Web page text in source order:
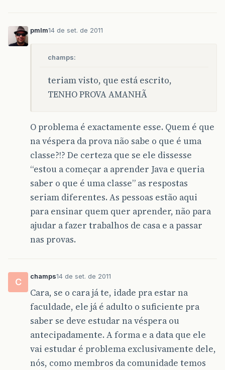
pmlm14 de set. de 2011
champs:
teriam visto, que está escrito,
TENHO PROVA AMANHÃ
O problema é exactamente esse. Quem é que
na véspera da prova não sabe o que é uma
classe?!? De certeza que se ele dissesse
“estou a começar a aprender Java e queria
saber o que é uma classe” as respostas
seriam diferentes. As pessoas estão aqui
para ensinar quem quer aprender, não para
ajudar a fazer trabalhos de casa e a passar
nas provas.
C
champs14 de set. de 2011
Cara, se o cara já te, idade pra estar na
faculdade, ele já é adulto o suficiente pra
saber se deve estudar na véspera ou
antecipadamente. A forma e a data que ele
vai estudar é problema exclusivamente dele,
nós, como membros da comunidade temos